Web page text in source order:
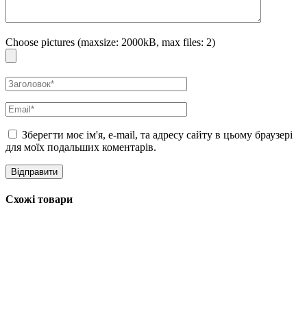
Choose pictures (maxsize: 2000kB, max files: 2)
Зберегти моє ім'я, e-mail, та адресу сайту в цьому браузері
для моїх подальших коментарів.
Схожі товари